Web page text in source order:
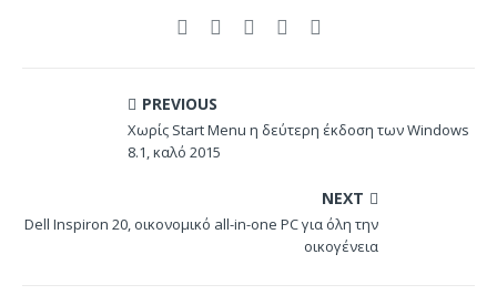
PREVIOUS
Χωρίς Start Menu η δεύτερη έκδοση των Windows
8.1, καλό 2015
NEXT
Dell Inspiron 20, οικονομικό all-in-one PC για όλη την
οικογένεια